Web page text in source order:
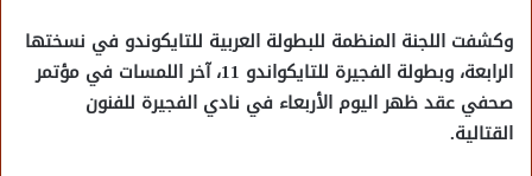
وكشفت اللجنة المنظمة للبطولة العربية للتايكوندو في نسختها
الرابعة، وبطولة الفجيرة للتايكواندو 11، آخر اللمسات في مؤتمر
صحفي عقد ظهر اليوم الأربعاء في نادي الفجيرة للفنون
القتالية.